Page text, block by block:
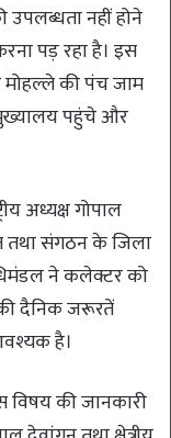
उपलब्धता नहीं होने
पड़ रहा है। इस
की पंच जाम
मुख्यालय पहुंचे और
अध्यक्ष गोपाल
तथा संगठन के जिला
ने कलेक्टर को
दैनिक जरूरतें
है।
विषय की जानकारी